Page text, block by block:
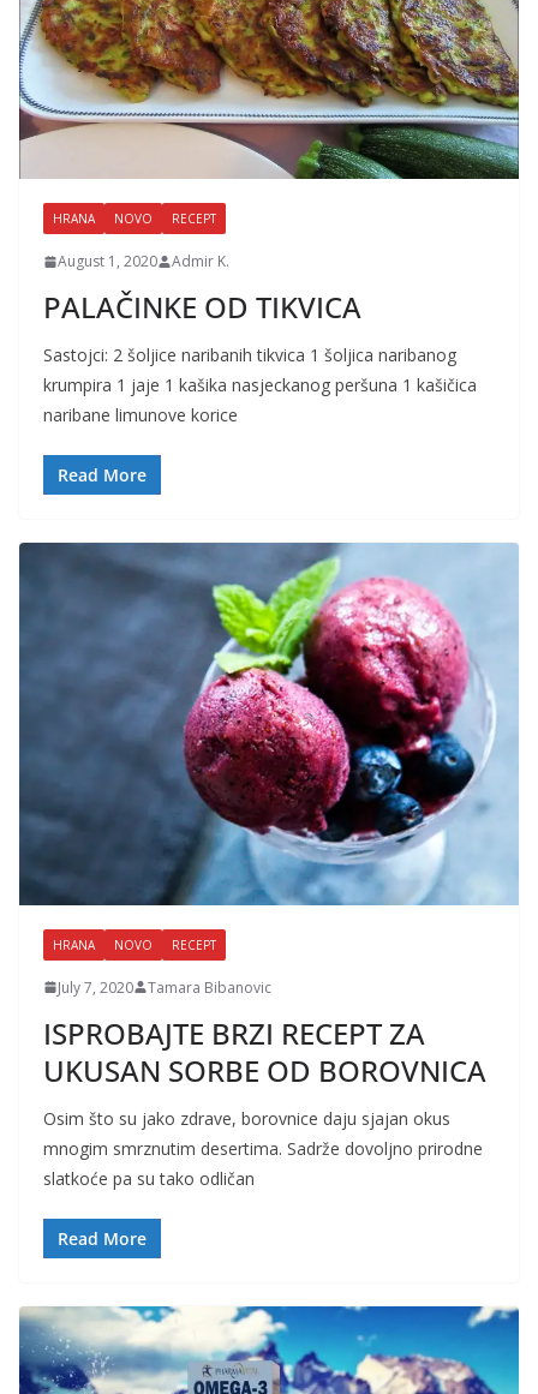
HRANA NOVO RECEPT
August 1, 2020 Admir K.
PALAČINKE OD TIKVICA
Sastojci: 2 šoljice naribanih tikvica 1 šoljica naribanog
krumpira 1 jaje 1 kašika nasjeckanog peršuna 1 kašičica
naribane limunove korice
Read More
HRANA NOVO RECEPT
July 7, 2020 Tamara Bibanovic
ISPROBAJTE BRZI RECEPT ZA
UKUSAN SORBE OD BOROVNICA
Osim što su jako zdrave, borovnice daju sjajan okus
mnogim smrznutim desertima. Sadrže dovoljno prirodne
slatkoće pa su tako odličan
Read More